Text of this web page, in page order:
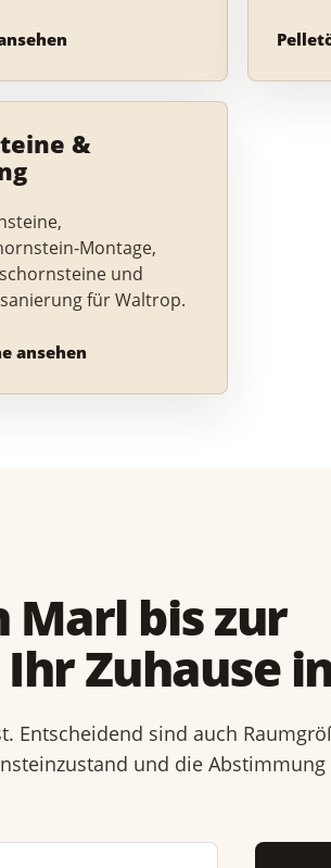
&
Montage,
und
für Waltrop.
ansehen
Marl bis zur
Zuhause
sind auch
und die